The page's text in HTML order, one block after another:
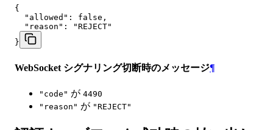
{
  "allowed": false,
  "reason": "REJECT"
}
WebSocket シグナリング切断時のメッセージ¶
"code" が 4490
"reason" が "REJECT"